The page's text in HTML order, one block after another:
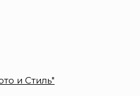
и Стиль"